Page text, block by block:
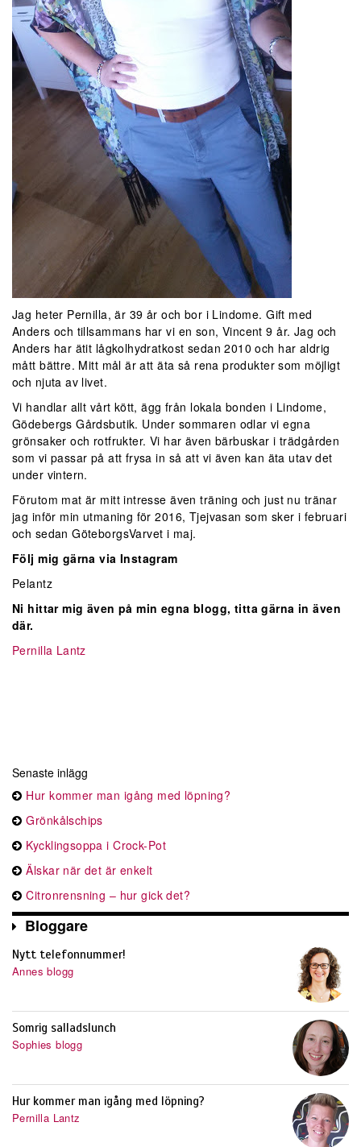
Jag heter Pernilla, är 39 år och bor i Lindome. Gift med
Anders och tillsammans har vi en son, Vincent 9 år. Jag och
Anders har ätit lågkolhydratkost sedan 2010 och har aldrig
mått bättre. Mitt mål är att äta så rena produkter som möjligt
och njuta av livet.
Vi handlar allt vårt kött, ägg från lokala bonden i Lindome,
Gödebergs Gårdsbutik. Under sommaren odlar vi egna
grönsaker och rotfrukter. Vi har även bärbuskar i trädgården
som vi passar på att frysa in så att vi även kan äta utav det
under vintern.
Förutom mat är mitt intresse även träning och just nu tränar
jag inför min utmaning för 2016, Tjejvasan som sker i februari
och sedan GöteborgsVarvet i maj.
Följ mig gärna via Instagram
Pelantz
Ni hittar mig även på min egna blogg, titta gärna in även
där.
Pernilla Lantz
Senaste inlägg
Hur kommer man igång med löpning?
Grönkålschips
Kycklingsoppa i Crock-Pot
Älskar när det är enkelt
Citronrensning – hur gick det?
Bloggare
Nytt telefonnummer!
Annes blogg
Somrig salladslunch
Sophies blogg
Hur kommer man igång med löpning?
Pernilla Lantz